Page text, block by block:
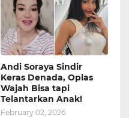
Andi Soraya Sindir
Keras Denada, Oplas
Wajah Bisa tapi
Telantarkan Anak!
February 02, 2026